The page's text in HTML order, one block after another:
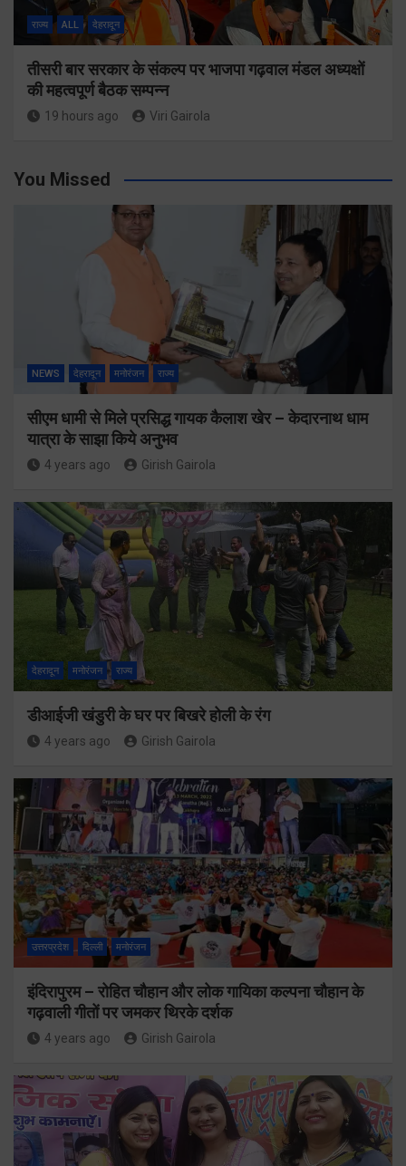
राज्य ALL देहरादून
तीसरी बार सरकार के संकल्प पर भाजपा गढ़वाल मंडल अध्यक्षों
की महत्वपूर्ण बैठक सम्पन्न
19 hours ago Viri Gairola
You Missed
NEWS देहरादून मनोरंजन राज्य
सीएम धामी से मिले प्रसिद्ध गायक कैलाश खेर – केदारनाथ धाम
यात्रा के साझा किये अनुभव
4 years ago Girish Gairola
देहरादून मनोरंजन राज्य
डीआईजी खंडुरी के घर पर बिखरे होली के रंग
4 years ago Girish Gairola
उत्तरप्रदेश दिल्ली मनोरंजन
इंदिरापुरम – रोहित चौहान और लोक गायिका कल्पना चौहान के
गढ़वाली गीतों पर जमकर थिरके दर्शक
4 years ago Girish Gairola